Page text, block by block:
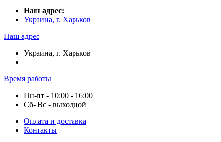
Наш адрес:
Украина, г. Харьков
Наш адрес
Украина, г. Харьков
Время работы
Пн-пт - 10:00 - 16:00
Сб- Вс - выходной
Оплата и доставка
Контакты